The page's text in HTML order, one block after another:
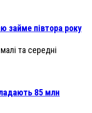
займе півтора року
85 млн